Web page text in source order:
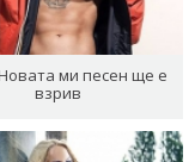
ми песен ще е
взрив